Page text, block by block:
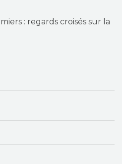
: regards croisés sur la